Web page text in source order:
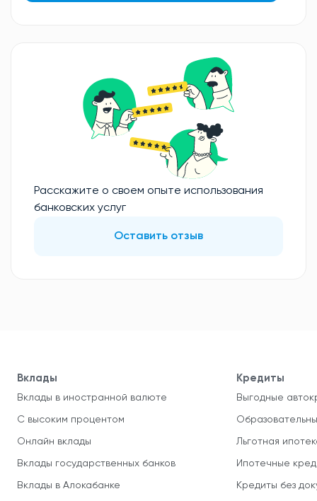
Расскажите о своем опыте использования
банковских услуг
Оставить отзыв
Вклады
Вклады в иностранной валюте
С высоким процентом
Онлайн вклады
Вклады государственных банков
Вклады в Алокабанке
Кредиты
Выгодные
Льготная
Ипотечные
Кредиты без